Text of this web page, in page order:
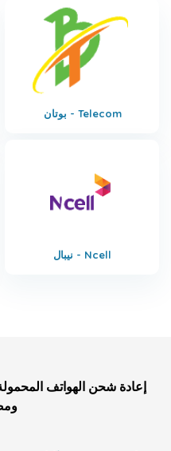
بوتان - Telecom
نيبال - Ncell
إعادة شحن الهواتف